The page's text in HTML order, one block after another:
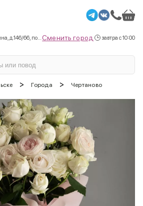
Сменить город завтра с 10:00
> Города > Чертаново